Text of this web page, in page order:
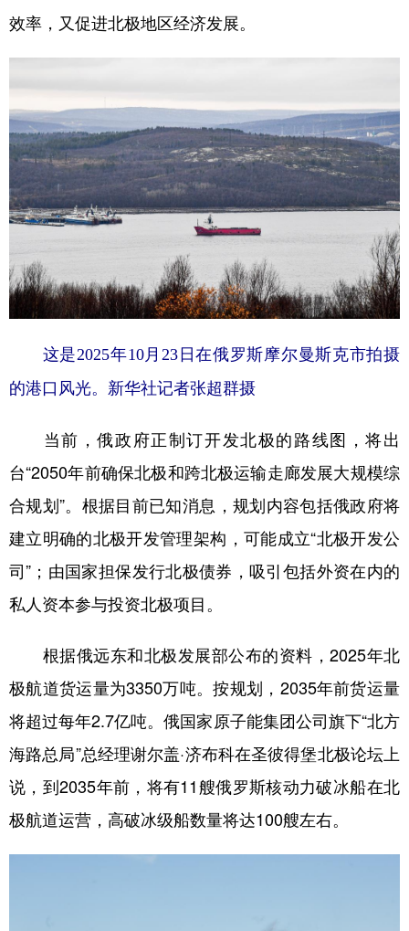
效率，又促进北极地区经济发展。
这是2025年10月23日在俄罗斯摩尔曼斯克市拍摄
的港口风光。新华社记者张超群摄
当前，俄政府正制订开发北极的路线图，将出
台“2050年前确保北极和跨北极运输走廊发展大规模综
合规划”。根据目前已知消息，规划内容包括俄政府将
建立明确的北极开发管理架构，可能成立“北极开发公
司”；由国家担保发行北极债券，吸引包括外资在内的
私人资本参与投资北极项目。
根据俄远东和北极发展部公布的资料，2025年北
极航道货运量为3350万吨。按规划，2035年前货运量
将超过每年2.7亿吨。俄国家原子能集团公司旗下“北方
海路总局”总经理谢尔盖·济布科在圣彼得堡北极论坛上
说，到2035年前，将有11艘俄罗斯核动力破冰船在北
极航道运营，高破冰级船数量将达100艘左右。